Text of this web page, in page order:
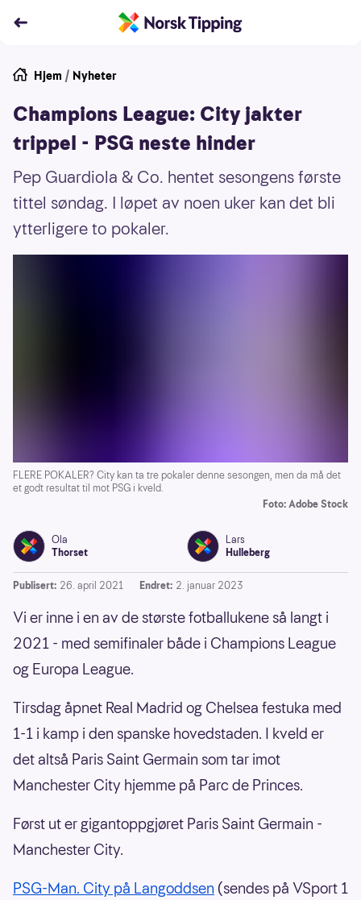
Hjem / Nyheter
Champions League: City jakter
trippel - PSG neste hinder
Pep Guardiola & Co. hentet sesongens første
tittel søndag. I løpet av noen uker kan det bli
ytterligere to pokaler.
FLERE POKALER? City kan ta tre pokaler denne sesongen, men da må det
et godt resultat til mot PSG i kveld.
Foto: Adobe Stock
Ola
Thorset
Lars
Hulleberg
Publisert: 26. april 2021 Endret: 2. januar 2023
Vi er inne i en av de største fotballukene så langt i
2021 - med semifinaler både i Champions League
og Europa League.
Tirsdag åpnet Real Madrid og Chelsea festuka med
1-1 i kamp i den spanske hovedstaden. I kveld er
det altså Paris Saint Germain som tar imot
Manchester City hjemme på Parc de Princes.
Først ut er gigantoppgjøret Paris Saint Germain -
Manchester City.
PSG-Man. City på Langoddsen (sendes på VSport 1